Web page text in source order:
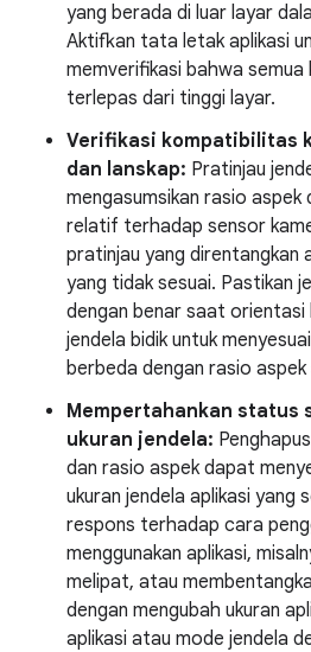
yang berada di luar layar
Aktifkan tata letak aplikasi
memverifikasi bahwa
terlepas dari tinggi layar.
Verifikasi kompatibilitas
dan lanskap: Pratinjau
mengasumsikan rasio
relatif terhadap sensor
pratinjau yang direntangkan
yang tidak sesuai. Pastikan
dengan benar saat orientasi
jendela bidik untuk
berbeda dengan rasio aspek
Mempertahankan status
ukuran jendela:
dan rasio aspek dapat
ukuran jendela aplikasi yang
respons terhadap cara
menggunakan aplikasi,
melipat, atau
dengan mengubah ukuran
aplikasi atau mode jendela